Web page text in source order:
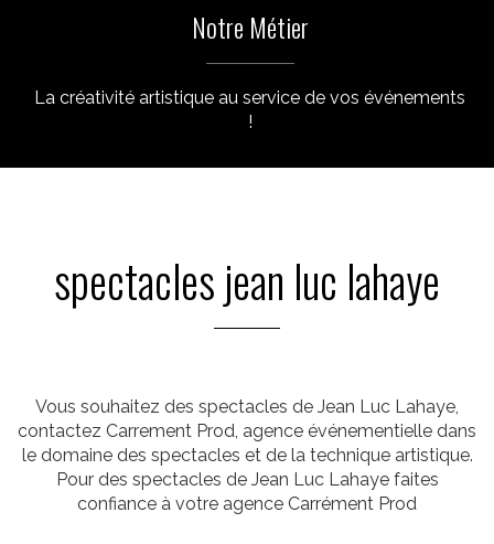
Notre Métier
La créativité artistique au service de vos événements
!
spectacles jean luc lahaye
Vous souhaitez des spectacles de Jean Luc Lahaye,
contactez Carrement Prod, agence événementielle dans
le domaine des spectacles et de la technique artistique.
Pour des spectacles de Jean Luc Lahaye faites
confiance à votre agence Carrément Prod